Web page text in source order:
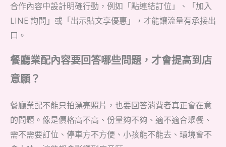
合作內容中設計明確行動，例如「點連結訂位」、「加入
LINE 詢問」或「出示貼文享優惠」，才能讓流量有承接出
口。
餐廳業配內容要回答哪些問題，才會提高到店
意願？
餐廳業配不能只拍漂亮照片，也要回答消費者真正會在意
的問題。像是價格高不高、份量夠不夠、適不適合聚餐、
需不需要訂位、停車方不方便、小孩能不能去、環境會不